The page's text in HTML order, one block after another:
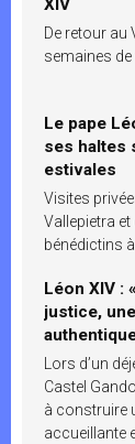
De retour au
semaines
Le pape
ses haltes
estivales
Visites
Vallepietra
bénédictins
Léon XIV :
justice,
Lors d’un
Castel
à construire
accueillante